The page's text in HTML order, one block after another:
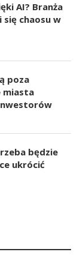
AI? Branża
się chaosu w
poza
miasta
będzie
ukrócić